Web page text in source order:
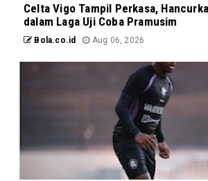
Celta Vigo Tampil Perkasa,
dalam Laga Uji Coba Pramusim
Bola.co.id Aug 06, 2026